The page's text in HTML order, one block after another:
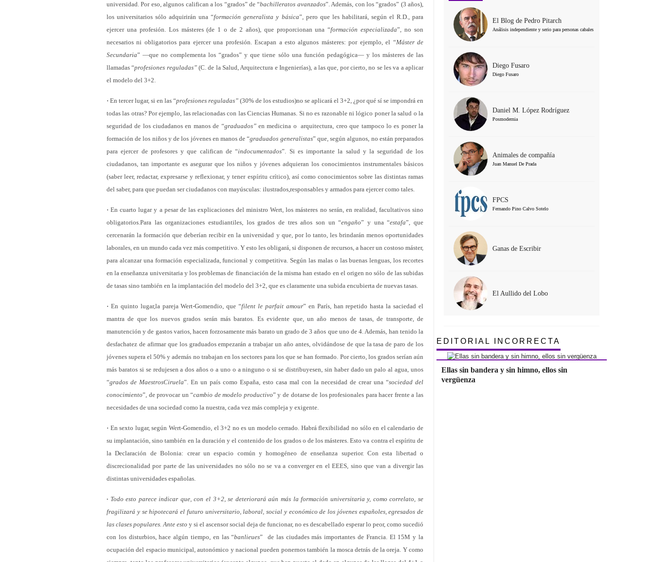
universidad. Por eso, algunos califican a los “grados” de “bachilleratos avanzados”. Además, con los “grados” (3 años),
los universitarios sólo adquirirán una “formación generalista y básica”, pero que les habilitará, según el R.D., para
ejercer una profesión. Los másteres (de 1 o de 2 años), que proporcionan una “formación especializada”, no son
necesarios ni obligatorios para ejercer una profesión. Escapan a esto algunos másteres: por ejemplo, el “Máster de
Secundaria” —que no complementa los “grados” y que tiene sólo una función pedagógica— y los másteres de las
llamadas “profesiones reguladas”(C. de la Salud, Arquitectura e Ingenierías), a las que, por cierto, no se les va a aplicar
el modelo del 3+2.
· En tercer lugar, si en las “profesiones reguladas” (30% de los estudios)no se aplicará el 3+2, ¿por qué sí se impondrá en
todas las otras? Por ejemplo, las relacionadas con las Ciencias Humanas. Si no es razonable ni lógico poner la salud o la
seguridad de los ciudadanos en manos de “graduados” en medicina o arquitectura, creo que tampoco lo es poner la
formación de los niños y de los jóvenes en manos de “graduados generalistas” que, según algunos, no están preparados
para ejercer de profesores y que califican de “indocumentados”. Si es importante la salud y la seguridad de los
ciudadanos, tan importante es asegurar que los niños y jóvenes adquieran los conocimientos instrumentales básicos
(saber leer, redactar, expresarse y reflexionar, y tener espíritu crítico), así como conocimientos sobre las distintas ramas
del saber, para que puedan ser ciudadanos con mayúsculas: ilustrados,responsables y armados para ejercer como tales.
· En cuarto lugar y a pesar de las explicaciones del ministro Wert, los másteres no serán, en realidad, facultativos sino
obligatorios.Para las organizaciones estudiantiles, los grados de tres años son un “engaño” y una “estafa”, que
cercenarán la formación que deberían recibir en la universidad y que, por lo tanto, les brindarán menos oportunidades
laborales, en un mundo cada vez más competitivo. Y esto les obligará, si disponen de recursos, a hacer un costoso máster,
para alcanzar una formación especializada, funcional y competitiva. Según las malas o las buenas lenguas, los recortes
en la enseñanza universitaria y los problemas de financiación de la misma han estado en el origen no sólo de las subidas
de tasas sino también en la implantación del modelo del 3+2, que es claramente una subida encubierta de nuevas tasas.
· En quinto lugar,la pareja Wert-Gomendio, que “filent le parfait amour” en París, han repetido hasta la saciedad el
mantra de que los nuevos grados serán más baratos. Es evidente que, un año menos de tasas, de transporte, de
manutención y de gastos varios, hacen forzosamente más barato un grado de 3 años que uno de 4. Además, han tenido la
desfachatez de afirmar que los graduados empezarán a trabajar un año antes, olvidándose de que la tasa de paro de los
jóvenes supera el 50% y además no trabajan en los sectores para los que se han formado. Por cierto, los grados serían aún
más baratos si se redujesen a dos años o a uno o a ninguno o si se distribuyesen, sin haber dado un palo al agua, unos
“grados de MaestrosCiruela”. En un país como España, esto casa mal con la necesidad de crear una “sociedad del
conocimiento”, de provocar un “cambio de modelo productivo” y de dotarse de los profesionales para hacer frente a las
necesidades de una sociedad como la nuestra, cada vez más compleja y exigente.
· En sexto lugar, según Wert-Gomendio, el 3+2 no es un modelo cerrado. Habrá flexibilidad no sólo en el calendario de
su implantación, sino también en la duración y el contenido de los grados o de los másteres. Esto va contra el espíritu de
la Declaración de Bolonia: crear un espacio común y homogéneo de enseñanza superior. Con esta libertad o
discrecionalidad por parte de las universidades no sólo no se va a converger en el EEES, sino que van a divergir las
distintas universidades españolas.
· Todo esto parece indicar que, con el 3+2, se deteriorará aún más la formación universitaria y, como correlato, se
fragilizará y se hipotecará el futuro universitario, laboral, social y económico de los jóvenes españoles, egresados de
las clases populares. Ante esto y si el ascensor social deja de funcionar, no es descabellado esperar lo peor, como sucedió
con los disturbios, hace algún tiempo, en las “banlieues” de las ciudades más importantes de Francia. El 15M y la
ocupación del espacio municipal, autonómico y nacional pueden ponernos también la mosca detrás de la oreja. Y como
El Blog de Pedro Pitarch
Análisis independiente y serio para personas cabales
Diego Fusaro
Diego Fusaro
Daniel M. López Rodríguez
Posmodernia
Animales de compañía
Juan Manuel De Prada
FPCS
Fernando Pino Calvo Sotelo
Ganas de Escribir
El Aullido del Lobo
EDITORIAL INCORRECTA
Ellas sin bandera y sin himno, ellos sin
vergüenza